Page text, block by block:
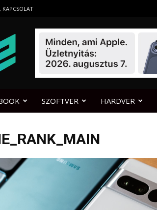
KAPCSOLAT
SZOFTVER HARDVER